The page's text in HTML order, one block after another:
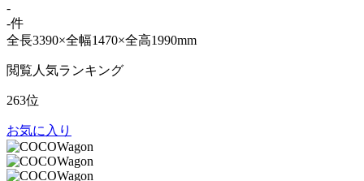
-
-件
全長3390×全幅1470×全高1990mm
閲覧人気ランキング
263位
お気に入り